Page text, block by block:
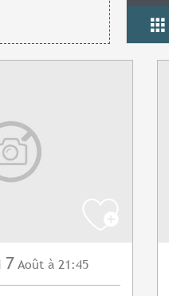
7 Août à 21:45